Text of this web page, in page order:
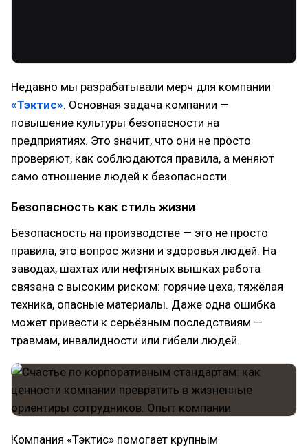
Недавно мы разрабатывали мерч для компании
«Тэктис». Основная задача компании —
повышение культуры безопасности на
предприятиях. Это значит, что они не просто
проверяют, как соблюдаются правила, а меняют
само отношение людей к безопасности.
Безопасность как стиль жизни
Безопасность на производстве — это не просто
правила, это вопрос жизни и здоровья людей. На
заводах, шахтах или нефтяных вышках работа
связана с высоким риском: горячие цеха, тяжёлая
техника, опасные материалы. Даже одна ошибка
может привести к серьёзным последствиям —
травмам, инвалидности или гибели людей.
Компания «Тэктис» помогает крупным